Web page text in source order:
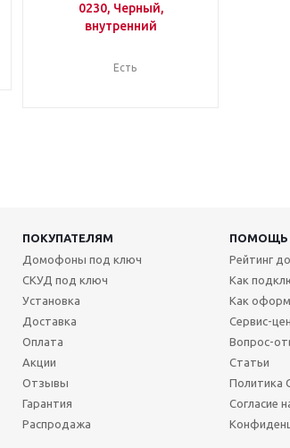
0230, Черный,
внутренний
Есть
ПОКУПАТЕЛЯМ
ПОМОЩЬ
Домофоны под ключ
СКУД под ключ
Установка
Доставка
Оплата
Акции
Отзывы
Гарантия
Распродажа
Рейтинг
Как
Как
Сервис-
Вопрос-
Статьи
Политика
Согласие